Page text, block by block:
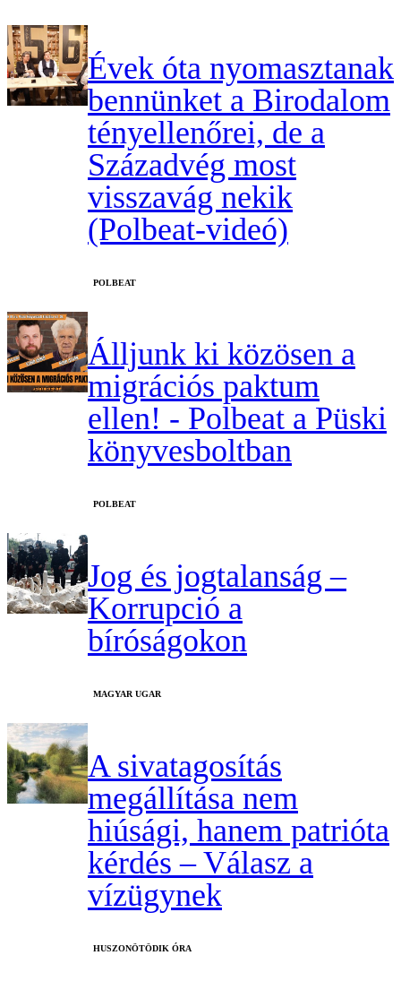
Évek óta nyomasztanak
bennünket a Birodalom
tényellenőrei, de a
Századvég most
visszavág nekik
(Polbeat-videó)
‎POLBEAT
Álljunk ki közösen a
migrációs paktum
ellen! - Polbeat a Püski
könyvesboltban
‎POLBEAT
Jog és jogtalanság –
Korrupció a
bíróságokon
MAGYAR UGAR
A sivatagosítás
megállítása nem
hiúsági, hanem patrióta
kérdés – Válasz a
vízügynek
HUSZONÖTÖDIK ÓRA